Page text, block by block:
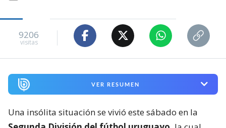
9206
visitas
VER RESUMEN
Una insólita situación se vivió este sábado en la